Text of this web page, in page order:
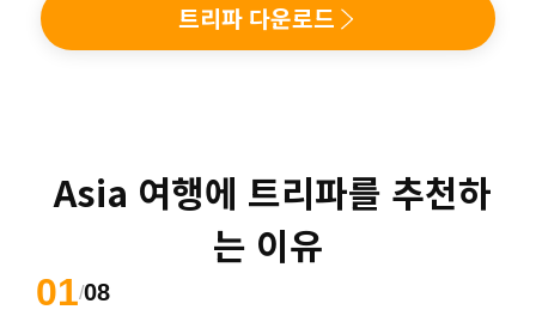
트리파 다운로드
Asia 여행에 트리파를 추천하
는 이유
01/08